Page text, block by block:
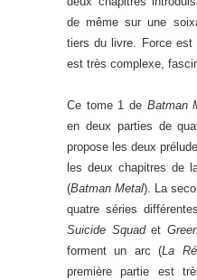
de même sur une
tiers du livre. Force est
est très complexe,
Ce tome 1 de Batman
en deux parties de
propose les deux
les deux chapitres de
(Batman Metal). La
quatre séries
Suicide Squadet
forment un arc (La
première partie est